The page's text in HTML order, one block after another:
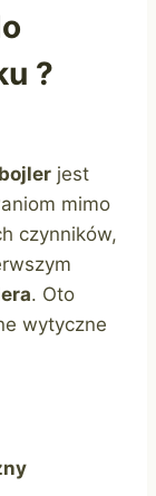
?
bojler jest
mimo
czynników,
. Oto
wytyczne